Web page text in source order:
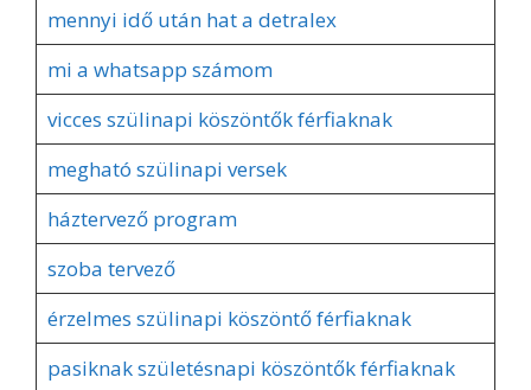
mennyi idő után hat a detralex
mi a whatsapp számom
vicces szülinapi köszöntők férfiaknak
megható szülinapi versek
háztervező program
szoba tervező
érzelmes szülinapi köszöntő férfiaknak
pasiknak születésnapi köszöntők férfiaknak